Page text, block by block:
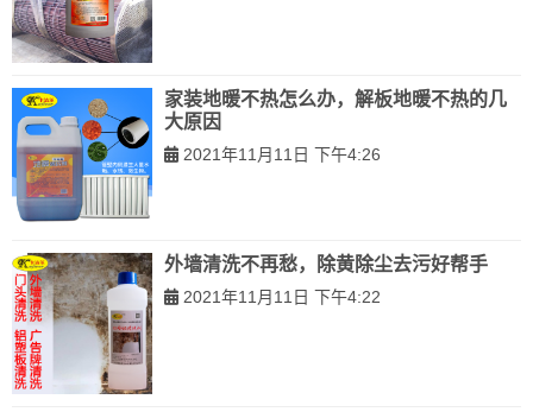
家装地暖不热怎么办，解板地暖不热的几
大原因
2021年11月11日 下午4:26
外墙清洗不再愁，除黄除尘去污好帮手
2021年11月11日 下午4:22